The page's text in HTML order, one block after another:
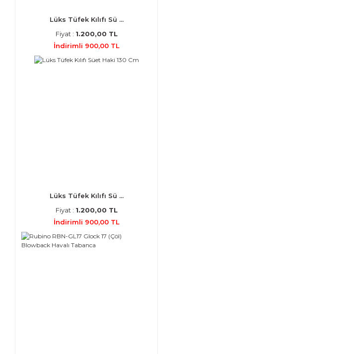
Lüks Tüfek Kılıfı Sü ...
Fiyat : 1.200,00 TL
İndirimli 900,00 TL
Lüks Tüfek Kılıfı Sü ...
Fiyat : 1.200,00 TL
İndirimli 900,00 TL